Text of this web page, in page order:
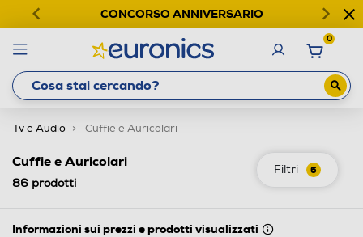
CONCORSO ANNIVERSARIO
0
Tv e Audio Cuffie e Auricolari
Filtri 6
Cuffie e Auricolari
86 prodotti
Informazioni sui prezzi e prodotti visualizzati